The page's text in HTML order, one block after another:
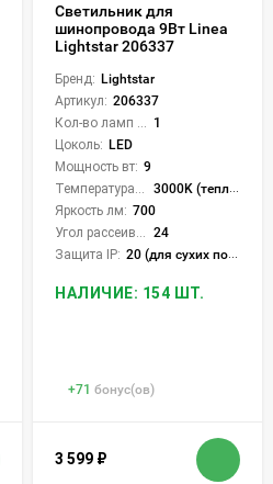
Светильник для
шинопровода 9Вт Linea
Lightstar 206337
Бренд: Lightstar
Артикул: 206337
1
Цоколь: LED
Мощность вт: 9
3000K (теплый)
Яркость лм: 700
24
Защита IP: 20 (для сухих пом.)
НАЛИЧИЕ: 154 ШТ.
+71 бонус(ов)
3 599 ₽